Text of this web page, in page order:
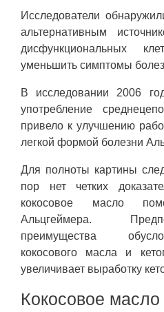
Исследователи
альтернативным
дисфункциональных
уменьшить симптомы
В исследовании 2006
употребление
привело к улучшению
легкой формой болезни
Для полноты картины
пор нет четких
кокосовое масло
Альцгеймера.
преимущества
кокосового масла и
увеличивает выработку
Кокосовое масло